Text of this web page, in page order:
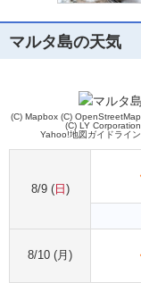
マルタ島の天気
(C) Mapbox (C) OpenStreetMap
(C) LY Corporation
Yahoo!地図ガイドライン
8/9 (日 )
8/10 (月 )